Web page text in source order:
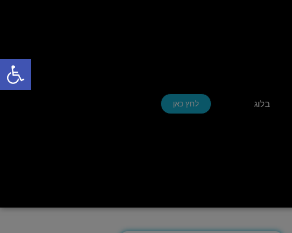
פתח
בלוג לחץ כאן